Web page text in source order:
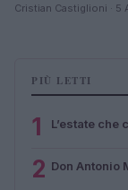
Cristian Castiglioni · 5
PIÙ LETTI
1 L’estate che
2 Don Antonio